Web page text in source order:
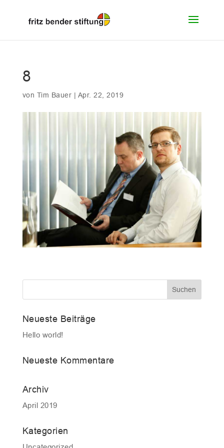
8
von Tim Bauer | Apr. 22, 2019
Neueste Beiträge
Hello world!
Neueste Kommentare
Archiv
April 2019
Kategorien